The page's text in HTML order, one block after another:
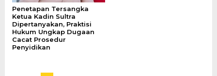
Penetapan Tersangka
Ketua Kadin Sultra
Dipertanyakan, Praktisi
Hukum Ungkap Dugaan
Cacat Prosedur
Penyidikan